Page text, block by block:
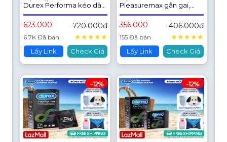
Durex Performa kéo dài
thời gian, size 52mm, 12
bao/hộp
623.000 720.000đ
6.7K Đã bán ★★★★★
Lấy Link Check Giá
Pleasuremax gân gai,
size 56mm, 1 hộp 12 bao
và 1 hộp 3 bao
356.000 406.000đ
155 Đã bán ★★★★★
Lấy Link Check Giá
-12% -12%